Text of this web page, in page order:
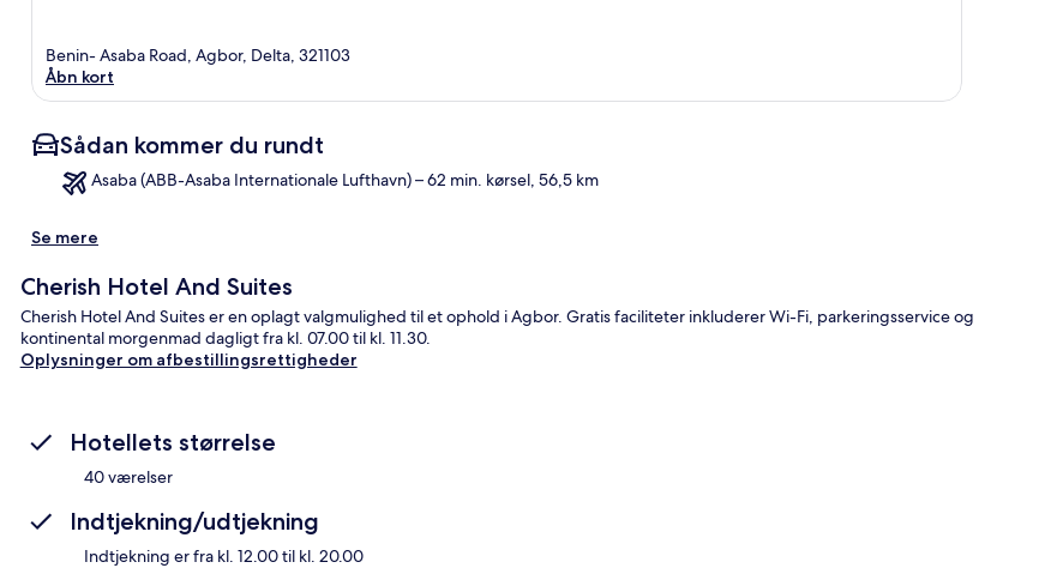
Benin- Asaba Road, Agbor, Delta, 321103
Åbn kort
Sådan kommer du rundt
Asaba (ABB-Asaba Internationale Lufthavn) – 62 min. kørsel, 56,5 km
Se mere
Cherish Hotel And Suites
Cherish Hotel And Suites er en oplagt valgmulighed til et ophold i Agbor. Gratis faciliteter inkluderer Wi-Fi, parkeringsservice og
kontinental morgenmad dagligt fra kl. 07.00 til kl. 11.30.
Oplysninger om afbestillingsrettigheder
Hotellets størrelse
40 værelser
Indtjekning/udtjekning
Indtjekning er fra kl. 12.00 til kl. 20.00